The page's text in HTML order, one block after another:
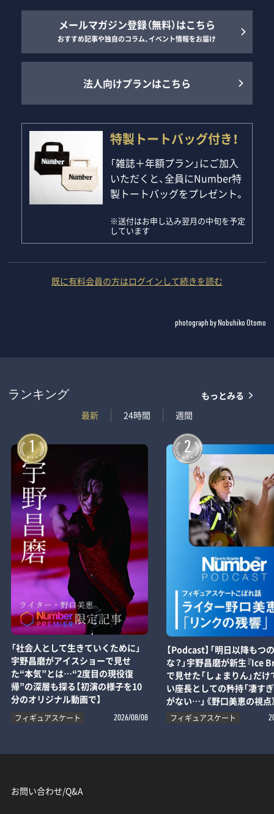
メールマガジン登録（無料）はこちら
おすすめ記事や独自のコラム、イベント情報をお届け
法人向けプランはこちら
特製トートバッグ付き！
「雑誌＋年額プラン」にご加入
いただくと、全員にNumber特
製トートバッグをプレゼント。
※送付はお申し込み翌月の中旬を予定
しています
既に有料会員の方はログインして続きを読む
photograph by Nobuhiko Otomo
ランキング
最新
24時間 週間
もっとみる
1
「社会人として生きていくために」
宇野昌磨がアイスショーで見せ
た“本気”とは…“2度目の現役復
帰”の深層も探る【初演の様子を10
分のオリジナル動画で】
フィギュアスケート 2026/08/08
2
【Podcast】「明日以降もつ
な？」宇野昌磨が新生『Ice
で見せた「しょまりん」だ
い座長としての矜持「凄す
がない…」《野口美恵の視点
フィギュアスケート
お問い合わせ/Q&A